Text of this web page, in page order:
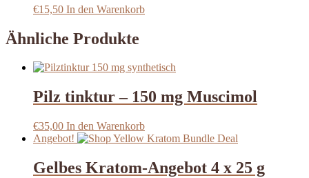
€15,50 In den Warenkorb
Ähnliche Produkte
Pilz tinktur – 150 mg Muscimol
€35,00 In den Warenkorb
Angebot!
Gelbes Kratom-Angebot 4 x 25 g